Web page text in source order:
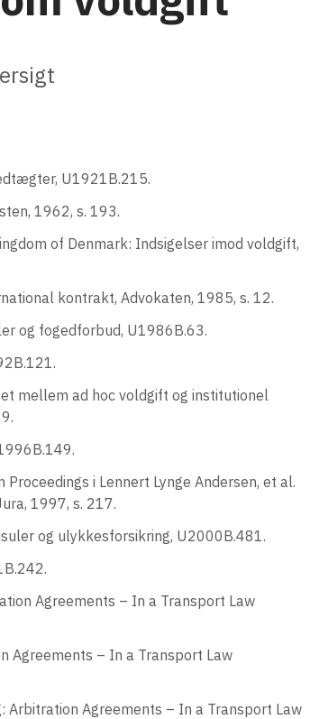
U1921B.215.
1962, s. 193.
of Denmark: Indsigelser imod voldgift,
kontrakt, Advokaten, 1985, s. 12.
og fogedforbud, U1986B.63.
mellem ad hoc voldgift og institutionel
i Lennert Lynge Andersen, et al.
1997, s. 217.
og ulykkesforsikring, U2000B.481.
Agreements – In a Transport Law
Agreements – In a Transport Law
Arbitration Agreements – In a Transport Law